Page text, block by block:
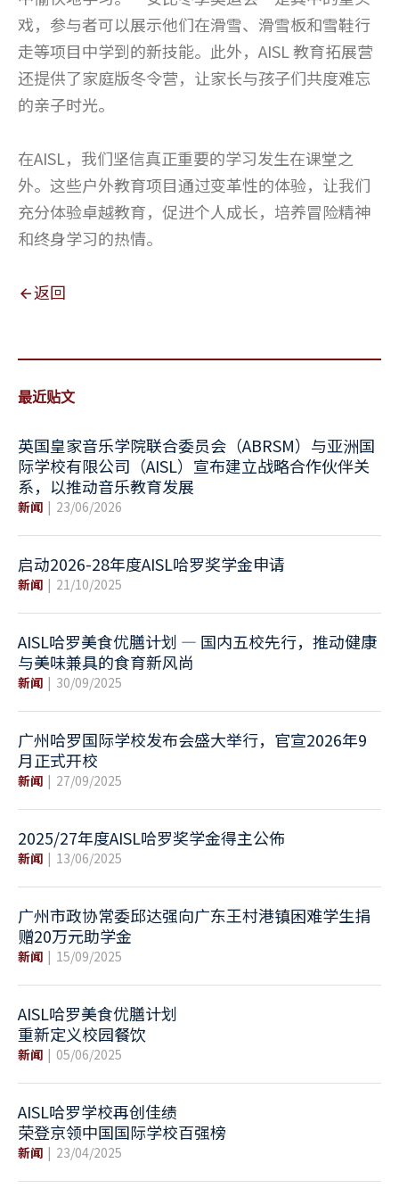
戏，参与者可以展示他们在滑雪、滑雪板和雪鞋行
走等项目中学到的新技能。此外，AISL 教育拓展营
还提供了家庭版冬令营，让家长与孩子们共度难忘
的亲子时光。
在AISL，我们坚信真正重要的学习发生在课堂之
外。这些户外教育项目通过变革性的体验，让我们
充分体验卓越教育，促进个人成长，培养冒险精神
和终身学习的热情。
返回
最近贴文
英国皇家音乐学院联合委员会（ABRSM）与亚洲国
际学校有限公司（AISL）宣布建立战略合作伙伴关
系，以推动音乐教育发展
新闻 23/06/2026
启动2026-28年度AISL哈罗奖学金申请
新闻 21/10/2025
AISL哈罗美食优膳计划 — 国内五校先行，推动健康
与美味兼具的食育新风尚
新闻 30/09/2025
广州哈罗国际学校发布会盛大举行，官宣2026年9
月正式开校
新闻 27/09/2025
2025/27年度AISL哈罗奖学金得主公佈
新闻 13/06/2025
广州市政协常委邱达强向广东王村港镇困难学生捐
赠20万元助学金
新闻 15/09/2025
AISL哈罗美食优膳计划
重新定义校园餐饮
新闻 05/06/2025
AISL哈罗学校再创佳绩
荣登京领中国国际学校百强榜
新闻 23/04/2025